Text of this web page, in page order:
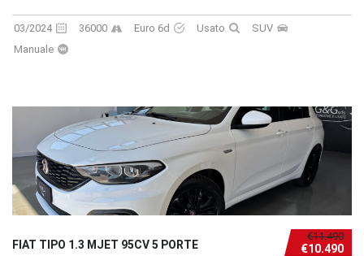
03/2024 36000 Euro 6d Usato
SUV
Manuale
€11.490
€10.490
FIAT TIPO 1.3 MJET 95CV 5 PORTE